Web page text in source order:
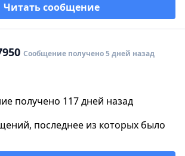
Читать сообщение
Сообщение получено 5 дней назад
получено 117 дней назад
последнее из которых было